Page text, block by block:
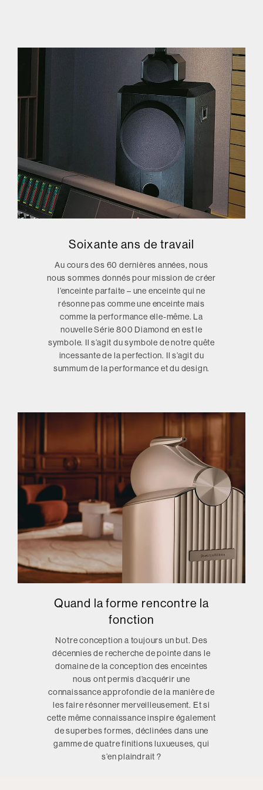
Soixante ans de travail
Au cours des 60 dernières années, nous
nous sommes donnés pour mission de créer
l’enceinte parfaite – une enceinte qui ne
résonne pas comme une enceinte mais
comme la performance elle-même. La
nouvelle Série 800 Diamond en est le
symbole. Il s’agit du symbole de notre quête
incessante de la perfection. Il s’agit du
summum de la performance et du design.
Quand la forme rencontre la
fonction
Notre conception a toujours un but. Des
décennies de recherche de pointe dans le
domaine de la conception des enceintes
nous ont permis d’acquérir une
connaissance approfondie de la manière de
les faire résonner merveilleusement. Et si
cette même connaissance inspire également
de superbes formes, déclinées dans une
gamme de quatre finitions luxueuses, qui
s’en plaindrait ?